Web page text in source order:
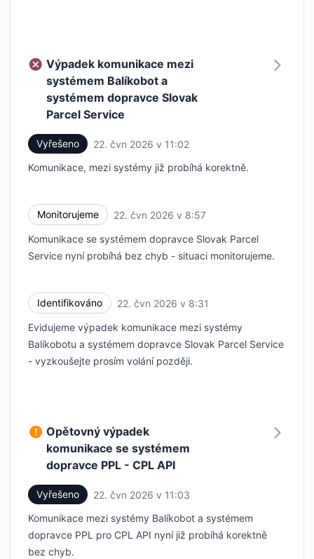
Výpadek komunikace mezi
systémem Balíkobot a
systémem dopravce Slovak
Parcel Service
Vyřešeno 22. čvn 2026 v 11:02
Komunikace, mezi systémy již probíhá korektně.
Monitorujeme 22. čvn 2026 v 8:57
Komunikace se systémem dopravce Slovak Parcel
Service nyní probíhá bez chyb - situaci monitorujeme.
Identifikováno 22. čvn 2026 v 8:31
Evidujeme výpadek komunikace mezi systémy
Balíkobotu a systémem dopravce Slovak Parcel Service
- vyzkoušejte prosím volání později.
Opětovný výpadek
komunikace se systémem
dopravce PPL - CPL API
Vyřešeno 22. čvn 2026 v 11:03
Komunikace mezi systémy Balíkobot a systémem
dopravce PPL pro CPL API nyní již probíhá korektně
bez chyb.